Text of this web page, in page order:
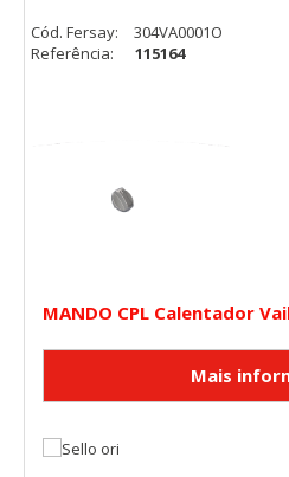
MANDO CPL Calentador
Cód. Fersay:
304VA0001O
Referência:
115164